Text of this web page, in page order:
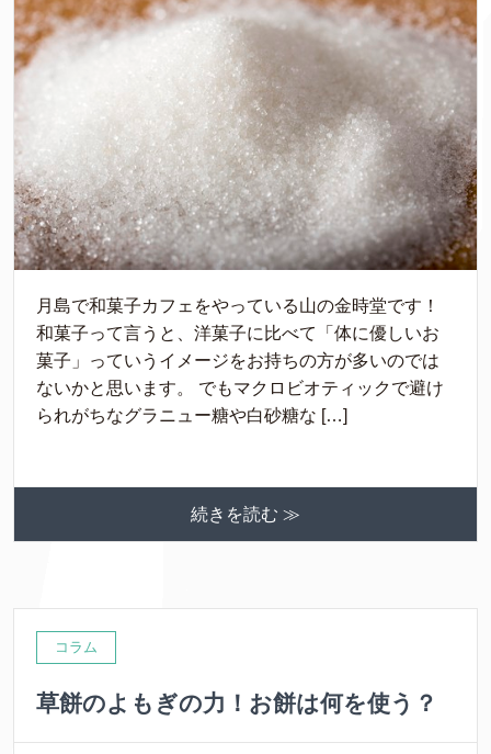
月島で和菓子カフェをやっている山の金時堂です！
和菓子って言うと、洋菓子に比べて「体に優しいお
菓子」っていうイメージをお持ちの方が多いのでは
ないかと思います。 でもマクロビオティックで避け
られがちなグラニュー糖や白砂糖な […]
続きを読む ≫
コラム
草餅のよもぎの力！お餅は何を使う？